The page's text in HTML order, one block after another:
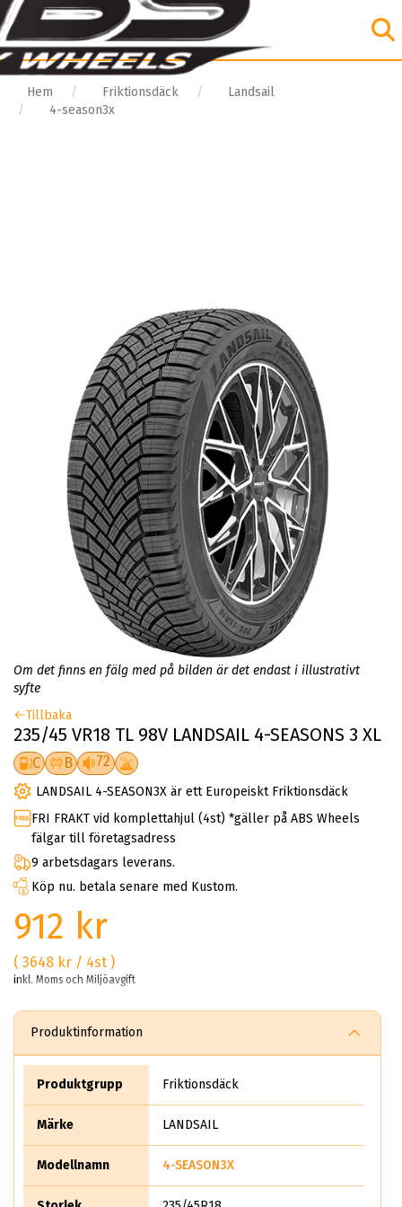
Hem Friktionsdäck
Landsail
4-season3x
Om det finns en fälg med på bilden är det endast i illustrativt
syfte
Tillbaka
235/45 VR18 TL 98V LANDSAIL 4-SEASONS 3 XL
C B 72
LANDSAIL 4-SEASON3X är ett Europeiskt Friktionsdäck
FRI FRAKT vid komplettahjul (4st) *gäller på ABS Wheels
fälgar till företagsadress
9 arbetsdagars leverans.
Köp nu. betala senare med Kustom.
912 kr
( 3648 kr / 4st )
inkl. Moms och Miljöavgift
Produktinformation
Produktgrupp Friktionsdäck
Märke LANDSAIL
Modellnamn 4-SEASON3X